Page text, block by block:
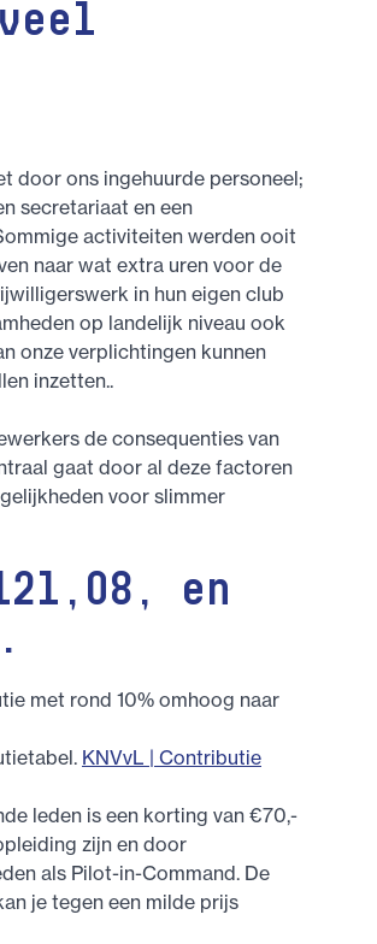
door ons ingehuurde personeel;
secretariaat en een
activiteiten werden ooit
naar wat extra uren voor de
in hun eigen club
op landelijk niveau ook
onze verplichtingen kunnen
inzetten..
de consequenties van
gaat door al deze factoren
voor slimmer
en
met rond 10% omhoog naar
KNVvL | Contributie
leden is een korting van €70,-
zijn en door
als Pilot-in-Command. De
je tegen een milde prijs